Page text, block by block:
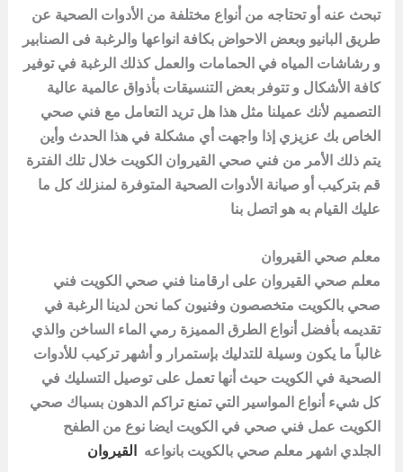
تبحث عنه أو تحتاجه من أنواع مختلفة من الأدوات الصحية عن
طريق البانيو وبعض الاحواض بكافة انواعها والرغبة فى الصنابير
و رشاشات المياه في الحمامات والعمل كذلك الرغبة في توفير
كافة الأشكال و تتوفر بعض التنسيقات بأذواق عالمية عالية
التصميم لأنك عميلنا مثل هذا هل تريد التعامل مع فني صحي
الخاص بك عزيزي إذا واجهت أي مشكلة في هذا الحدث وأين
يتم ذلك الأمر من فني صحي القيروان الكويت خلال تلك الفترة
قم بتركيب أو صيانة الأدوات الصحية المتوفرة لمنزلك كل ما
عليك القيام به هو اتصل بنا
معلم صحي القيروان
معلم صحي القيروان على ارقامنا فني صحي الكويت فني
صحي بالكويت متخصصون وفنيون كما نحن لدينا الرغبة في
تقديمه بأفضل أنواع الطرق المميزة رمي الماء الساخن والذي
غالباً ما يكون وسيلة للتدليك بإستمرار و أشهر تركيب للأدوات
الصحية في الكويت حيث أنها تعمل على توصيل التسليك في
كل شيء أنواع المواسير التي تمنع تراكم الدهون بسباك صحي
الكويت عمل فني صحي في الكويت ايضا نوع من الطفح
الجلدي اشهر معلم صحي بالكويت بانواعه القيروان